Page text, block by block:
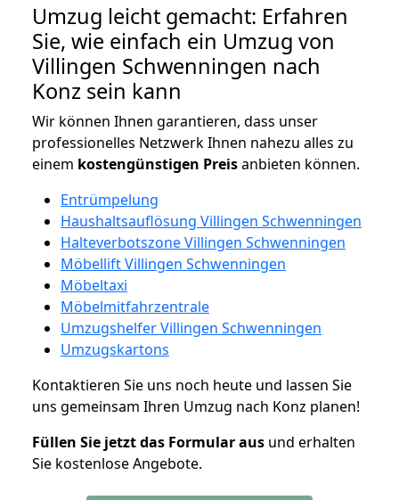
Umzug leicht gemacht: Erfahren
Sie, wie einfach ein Umzug von
Villingen Schwenningen nach
Konz sein kann
Wir können Ihnen garantieren, dass unser
professionelles Netzwerk Ihnen nahezu alles zu
einem kostengünstigen Preisanbieten können.
Entrümpelung
Haushaltsauflösung Villingen Schwenningen
Halteverbotszone Villingen Schwenningen
Möbellift Villingen Schwenningen
Möbeltaxi
Möbelmitfahrzentrale
Umzugshelfer Villingen Schwenningen
Umzugskartons
Kontaktieren Sie uns noch heute und lassen Sie
uns gemeinsam Ihren Umzug nach Konz planen!
Füllen Sie jetzt das Formular aus und erhalten
Sie kostenlose Angebote.